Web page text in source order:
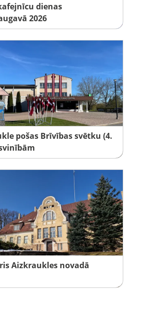
dienas
2026
pošas Brīvības svētku (4.
Aizkraukles novadā